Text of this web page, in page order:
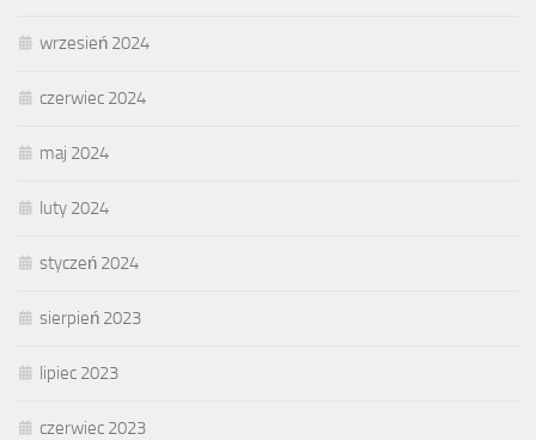
wrzesień 2024
czerwiec 2024
maj 2024
luty 2024
styczeń 2024
sierpień 2023
lipiec 2023
czerwiec 2023